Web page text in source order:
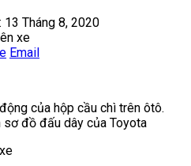
13 Tháng 8, 2020
Email
của hộp cầu chì trên ôtô.
đồ đấu dây của Toyota